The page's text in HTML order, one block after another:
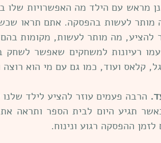
מראש עם הילד מה האפשרויות שלו
לעשות בהפסקה. אתם תראו
מה מותר לעשות, מקומות
עמו רעיונות למשחקים שאפשר לשחק
קלאס ועוד, כמו גם עם מי הוא רוצה
הרבה פעמים עוזר להציע לילד
תגיע היום לבית הספר ותראה
ההפסקה רגוע ונינוח.